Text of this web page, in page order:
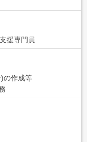
援専門員
の作成等